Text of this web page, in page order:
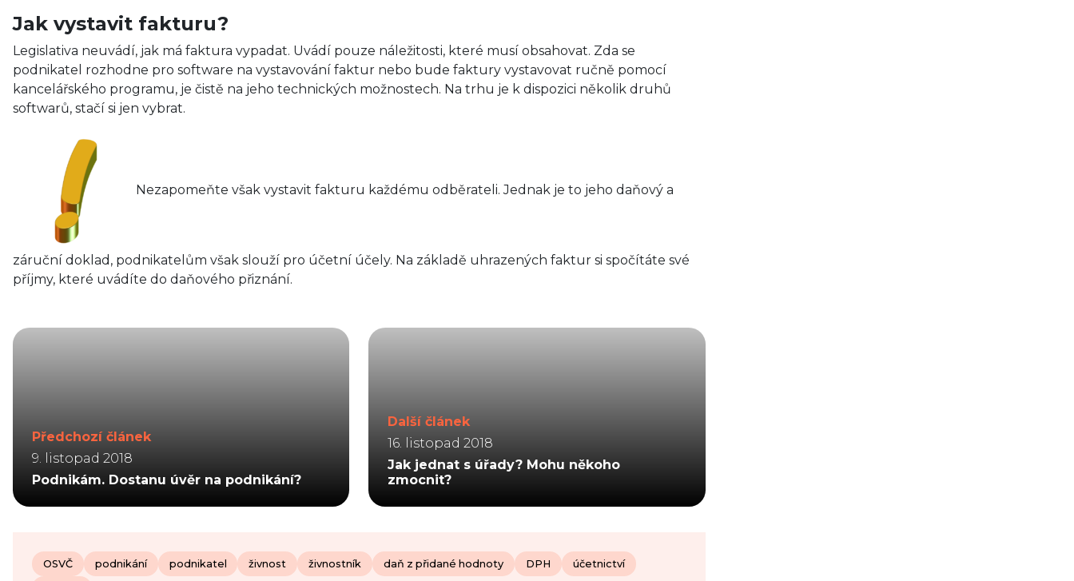
Jak vystavit fakturu?
Legislativa neuvádí, jak má faktura vypadat. Uvádí pouze náležitosti, které musí obsahovat. Zda se
podnikatel rozhodne pro software na vystavování faktur nebo bude faktury vystavovat ručně pomocí
kancelářského programu, je čistě na jeho technických možnostech. Na trhu je k dispozici několik druhů
softwarů, stačí si jen vybrat.
Nezapomeňte však vystavit fakturu každému odběrateli. Jednak je to jeho daňový a
záruční doklad, podnikatelům však slouží pro účetní účely. Na základě uhrazených faktur si spočítáte své
příjmy, které uvádíte do daňového přiznání.
Předchozí článek
9. listopad 2018
Podnikám. Dostanu úvěr na podnikání?
Další článek
16. listopad 2018
Jak jednat s úřady? Mohu někoho
zmocnit?
OSVČ podnikání podnikatel živnost živnostník daň z přidané hodnoty DPH účetnictví